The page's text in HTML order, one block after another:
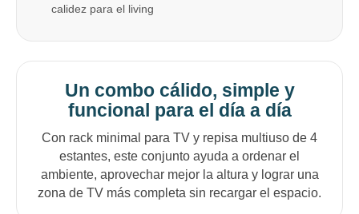
calidez para el living
Un combo cálido, simple y
funcional para el día a día
Con rack minimal para TV y repisa multiuso de 4
estantes, este conjunto ayuda a ordenar el
ambiente, aprovechar mejor la altura y lograr una
zona de TV más completa sin recargar el espacio.